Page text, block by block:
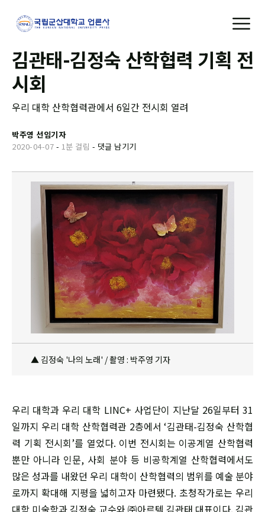
김관태-김정숙 산학협력 기획 전
시회
우리 대학 산학협력관에서 6일간 전시회 열려
박주영 선임기자
2020-04-07 - 1분 걸림 - 댓글 남기기
▲ 김정숙 '나의 노래' / 촬영 : 박주영 기자
우리 대학과 우리 대학 LINC+ 사업단이 지난달 26일부터 31
일까지 우리 대학 산학협력관 2층에서 ‘김관태-김정숙 산학협
력 기획 전시회’를 열었다. 이번 전시회는 이공계열 산학협력
뿐만 아니라 인문, 사회 분야 등 비공학계열 산학협력에서도
많은 성과를 내왔던 우리 대학이 산학협력의 범위를 예술 분야
로까지 확대해 지평을 넓히고자 마련됐다. 초청작가로는 우리
대학 미술학과 김정숙 교수와 ㈜아르텍 김관태 대표이다. 김관